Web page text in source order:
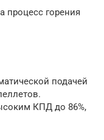
процесс горения
подачей
КПД до 86%,